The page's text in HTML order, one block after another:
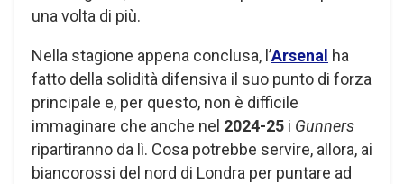
una volta di più.
Nella stagione appena conclusa, l’Arsenal ha
fatto della solidità difensiva il suo punto di forza
principale e, per questo, non è difficile
immaginare che anche nel 2024-25 i Gunners
ripartiranno da lì. Cosa potrebbe servire, allora, ai
biancorossi del nord di Londra per puntare ad